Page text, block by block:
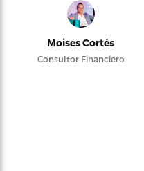
Moises Cortés
Consultor Financiero